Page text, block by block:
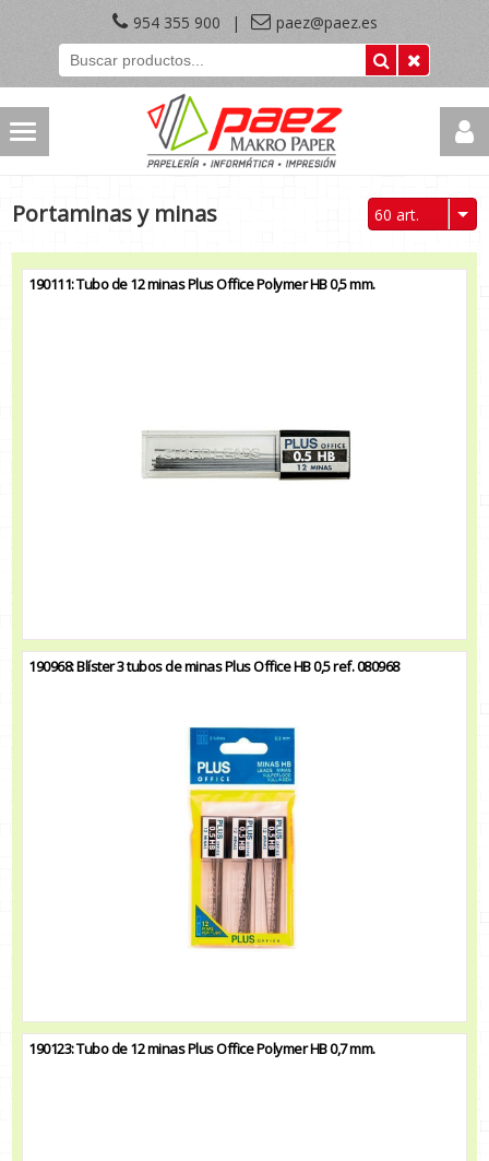
954 355 900 | paez@paez.es
Portaminas y minas 60 art.
190111: Tubo de 12 minas Plus Office Polymer HB 0,5 mm.
190968: Blíster 3 tubos de minas Plus Office HB 0,5 ref. 080968
190123: Tubo de 12 minas Plus Office Polymer HB 0,7 mm.